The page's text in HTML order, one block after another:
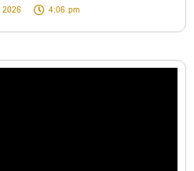
2026 4:06 pm